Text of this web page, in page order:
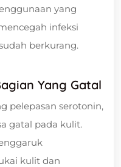
yang
infeksi
berkurang.
Yang Gatal
pelepasan serotonin,
gatal pada kulit.
kulit dan